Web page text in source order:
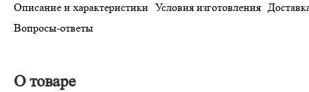
Описание и характеристики Условия изготовления
Вопросы-ответы
О товаре